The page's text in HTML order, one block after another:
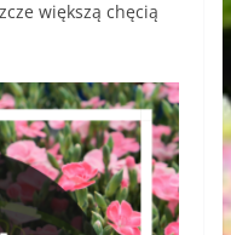
większą chęcią